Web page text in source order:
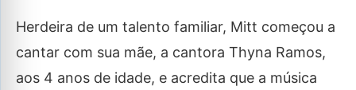
Herdeira de um talento familiar, Mitt começou a
cantar com sua mãe, a cantora Thyna Ramos,
aos 4 anos de idade, e acredita que a música